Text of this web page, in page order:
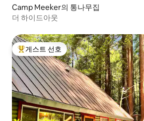
Camp Meeker의 통나무집
더 하이드아웃
상위 게스트 선호
게스트 선호